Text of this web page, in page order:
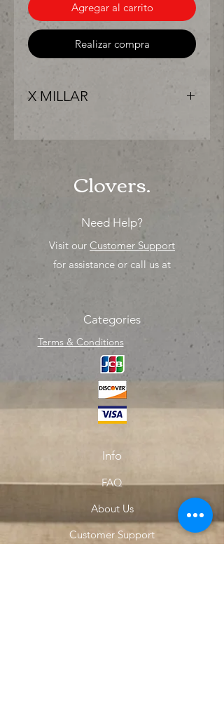
Agregar al carrito
Realizar compra
X MILLAR
"PRECIO ESPECIAL ya sea para
comprar o para surtir, solo los
Clovers.
Need Help?
Visit our Customer Support
for assistance or call us at
Categories
Terms & Conditions
Info
FAQ
About Us
Customer Support